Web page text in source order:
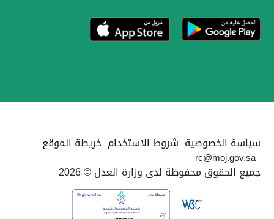
سياسة الخصوصية شروط الاستخدام خريطة الموقع
rc@moj.gov.sa
جميع الحقوق محفوظة لدى وزارة العدل © 2026